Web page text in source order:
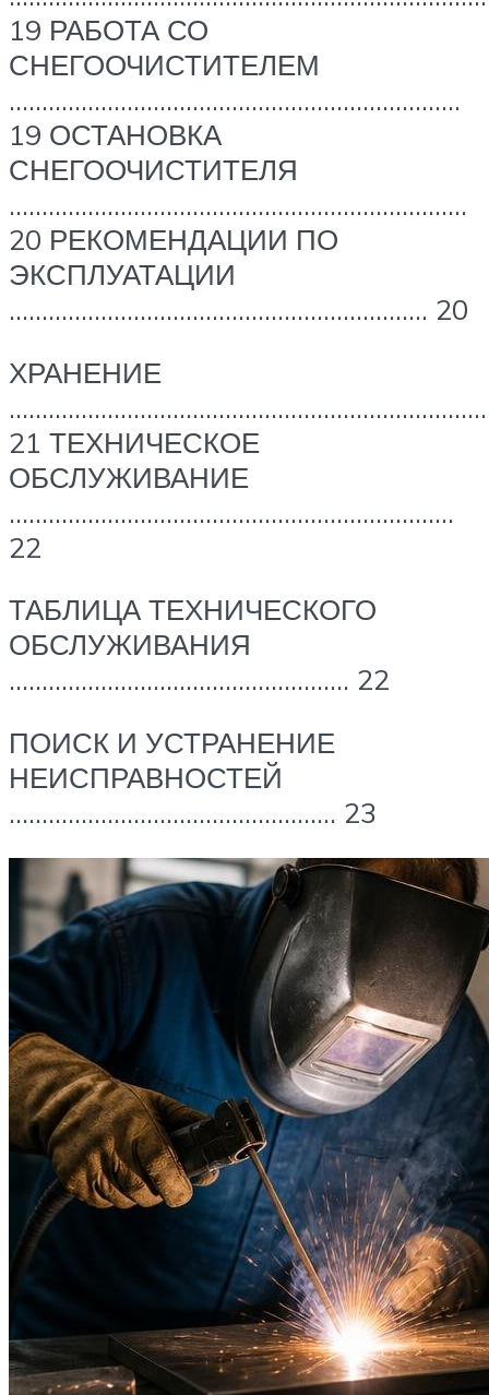
19 РАБОТА СО
СНЕГООЧИСТИТЕЛЕМ
……………………………………………………………
19 ОСТАНОВКА
СНЕГООЧИСТИТЕЛЯ
…………………………………………………………….
20 РЕКОМЕНДАЦИИ ПО
ЭКСПЛУАТАЦИИ
………………………………………………………. 20
ХРАНЕНИЕ
21 ТЕХНИЧЕСКОЕ
ОБСЛУЖИВАНИЕ
…………………………………………………………..
22
ТАБЛИЦА ТЕХНИЧЕСКОГО
ОБСЛУЖИВАНИЯ
……………………………………………. 22
ПОИСК И УСТРАНЕНИЕ
НЕИСПРАВНОСТЕЙ
………………………………………….. 23